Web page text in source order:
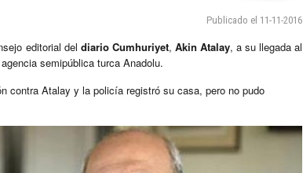
Publicado el 11-11-2016
editorial del diario Cumhuriyet, Akin Atalay, a su llegada al
semipública turca Anadolu.
contra Atalay y la policía registró su casa, pero no pudo